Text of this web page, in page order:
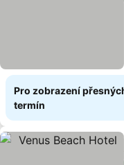
Pro zobrazení
termín